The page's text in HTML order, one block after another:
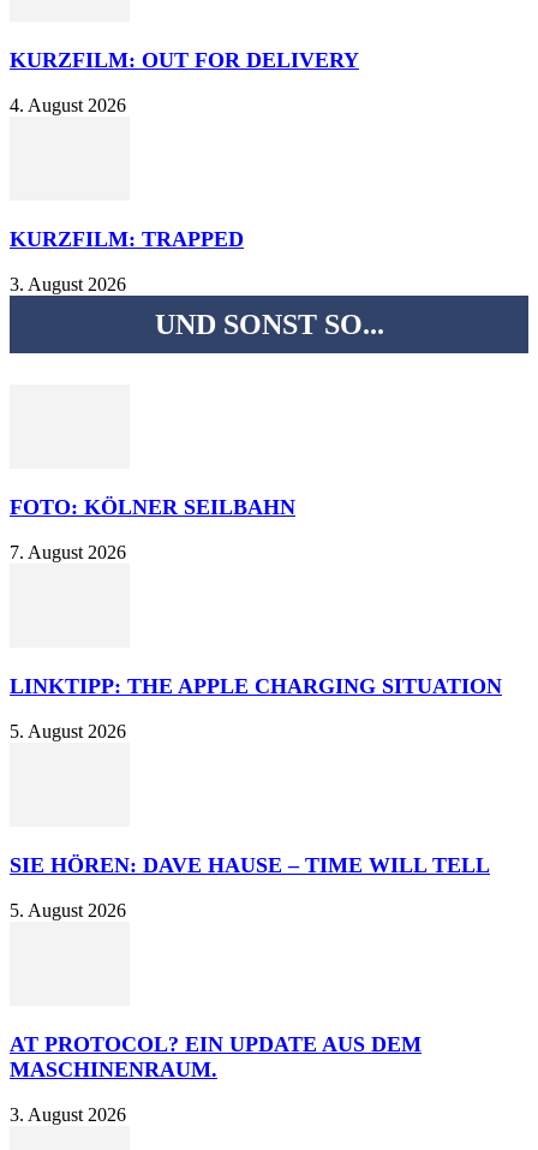
KURZFILM: OUT FOR DELIVERY
4. August 2026
KURZFILM: TRAPPED
3. August 2026
UND SONST SO...
FOTO: KÖLNER SEILBAHN
7. August 2026
LINKTIPP: THE APPLE CHARGING SITUATION
5. August 2026
SIE HÖREN: DAVE HAUSE – TIME WILL TELL
5. August 2026
AT PROTOCOL? EIN UPDATE AUS DEM
MASCHINENRAUM.
3. August 2026